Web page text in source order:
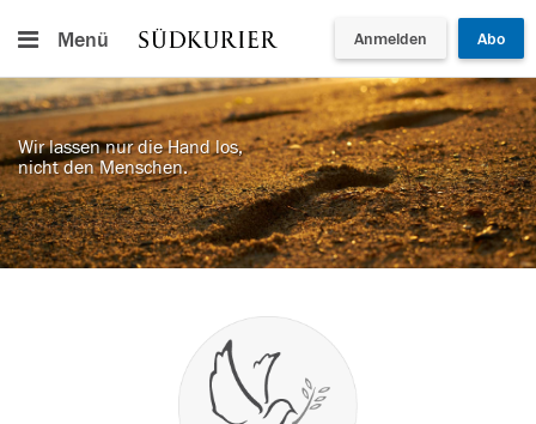
Menü Anmelden Abo
Wir lassen nur die Hand los,
nicht den Menschen.